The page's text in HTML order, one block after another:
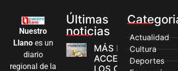
Nuestro
Llanoes un
diario
regional de la
Últimas
noticias
MÁS MUJERES
ACCEDEN A
LOS CANALES
Actualidad
Cultura
Deportes